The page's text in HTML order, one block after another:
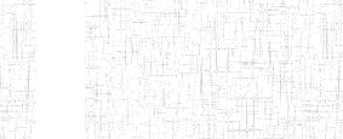
Chercher:
Effacer les filtres
Denomination